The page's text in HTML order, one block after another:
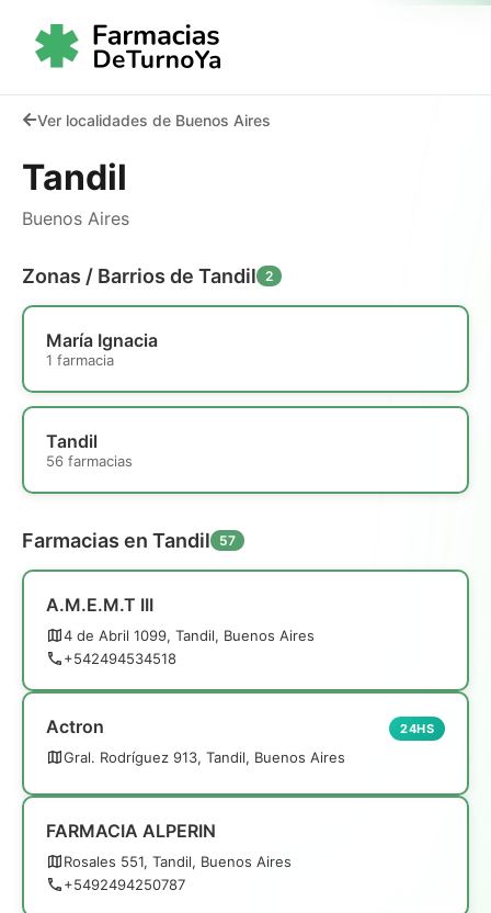
Ver localidades de Buenos Aires
Tandil
Buenos Aires
Zonas / Barrios de Tandil 2
María Ignacia
1 farmacia
Tandil
56 farmacias
Farmacias en Tandil 57
A.M.E.M.T III
4 de Abril 1099, Tandil, Buenos Aires
+542494534518
Actron
Gral. Rodríguez 913, Tandil, Buenos Aires
24HS
FARMACIA ALPERIN
Rosales 551, Tandil, Buenos Aires
+5492494250787